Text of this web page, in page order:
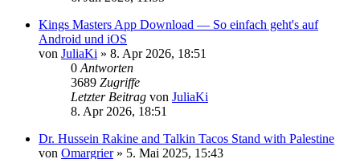
Kings Masters App Download — So einfach geht's auf
Android und iOS
von JuliaKi » 8. Apr 2026, 18:51
0Antworten
3689 Zugriffe
Letzter Beitrag von JuliaKi
8. Apr 2026, 18:51
Dr. Hussein Rakine and Talkin Tacos Stand with Palestine
von Omargrier» 5. Mai 2025, 15:43